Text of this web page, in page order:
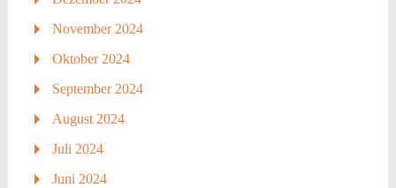
November 2024
Oktober 2024
September 2024
August 2024
Juli 2024
Juni 2024